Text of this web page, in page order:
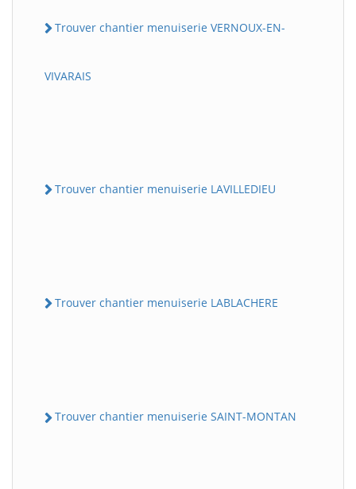
Trouver chantier menuiserie VERNOUX-EN-
VIVARAIS
Trouver chantier menuiserie LAVILLEDIEU
Trouver chantier menuiserie LABLACHERE
Trouver chantier menuiserie SAINT-MONTAN